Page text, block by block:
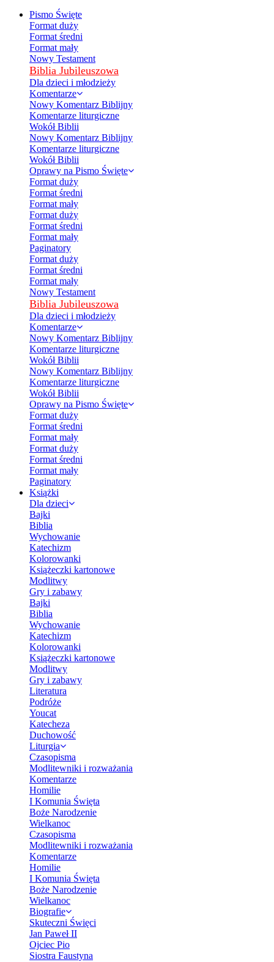
Pismo Święte
Format duży
Format średni
Format mały
Nowy Testament
Biblia Jubileuszowa
Dla dzieci i młodzieży
Komentarze
Nowy Komentarz Biblijny
Komentarze liturgiczne
Wokół Biblii
Nowy Komentarz Biblijny
Komentarze liturgiczne
Wokół Biblii
Oprawy na Pismo Święte
Format duży
Format średni
Format mały
Format duży
Format średni
Format mały
Paginatory
Format duży
Format średni
Format mały
Nowy Testament
Biblia Jubileuszowa
Dla dzieci i młodzieży
Komentarze
Nowy Komentarz Biblijny
Komentarze liturgiczne
Wokół Biblii
Nowy Komentarz Biblijny
Komentarze liturgiczne
Wokół Biblii
Oprawy na Pismo Święte
Format duży
Format średni
Format mały
Format duży
Format średni
Format mały
Paginatory
Książki
Dla dzieci
Bajki
Biblia
Wychowanie
Katechizm
Kolorowanki
Książeczki kartonowe
Modlitwy
Gry i zabawy
Bajki
Biblia
Wychowanie
Katechizm
Kolorowanki
Książeczki kartonowe
Modlitwy
Gry i zabawy
Literatura
Podróże
Youcat
Katecheza
Duchowość
Liturgia
Czasopisma
Modlitewniki i rozważania
Komentarze
Homilie
I Komunia Święta
Boże Narodzenie
Wielkanoc
Czasopisma
Modlitewniki i rozważania
Komentarze
Homilie
I Komunia Święta
Boże Narodzenie
Wielkanoc
Biografie
Skuteczni Święci
Jan Paweł II
Ojciec Pio
Siostra Faustyna